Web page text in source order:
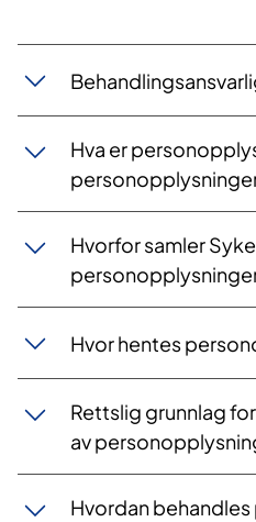
Hva er
Hvorfor samler
Hvor hentes
Rettslig grunnlag
av
Hvordan